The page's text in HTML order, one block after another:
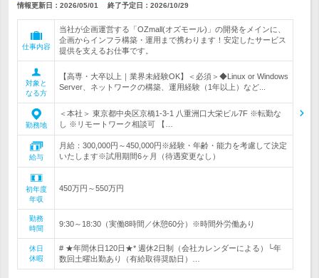
情報更新日：2026/05/01 終了予定日： 2026/10/29
仕事内容
当社が企画運営する「OZmall(オズモール)」の開発をメインに、
企画からインフラ構築・運用まで携わります！安定したサービス
提供を支えるお仕事です。
対象と
なる方
【高専・大卒以上｜業界未経験OK】＜必須＞◆Linux or Windows
Server、ネットワークの構築、運用経験（1年以上）など...
勤務地
＜本社＞ 東京都中央区京橋1-3-1 八重洲口大栄ビル7F ※転勤な
し ※リモートワーク相談可 【…
給与
月給：300,000円～450,000円※経験・年齢・能力を考慮して決定
いたします※試用期間6ヶ月（待遇変更なし）
初年度
年収
450万円～550万円
勤務
時間
9:30～18:30（実働8時間／休憩60分）※時間外労働あり
休日
休暇
# ★年間休日120日★* 週休2日制（会社カレンダーによる）└年
数回土曜出勤あり（有給取得奨励日）…